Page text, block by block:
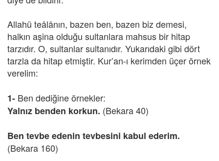
Allahü teâlânın, bazen ben, bazen biz demesi,
halkın aşina olduğu sultanlara mahsus bir hitap
tarzıdır. O, sultanlar sultanıdır. Yukarıdaki gibi dört
tarzla da hitap etmiştir. Kur’an-ı kerimden üçer örnek
verelim:
1- Ben dediğine örnekler:
Yalnız benden korkun. (Bekara 40)
Ben tevbe edenin tevbesini kabul ederim.
(Bekara 160)